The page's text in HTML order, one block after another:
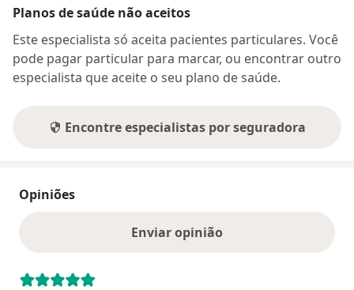
Planos de saúde não aceitos
Este especialista só aceita pacientes particulares. Você
pode pagar particular para marcar, ou encontrar outro
especialista que aceite o seu plano de saúde.
Encontre especialistas por seguradora
Opiniões
Enviar opinião